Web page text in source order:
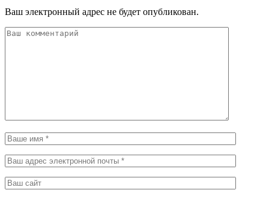
Ваш электронный адрес не будет опубликован.